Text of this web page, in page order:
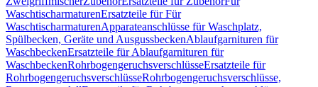
WaschtischarmaturenErsatzteile für Für
WaschtischarmaturenApparateanschlüsse für Waschplatz,
Spülbecken, Geräte und AusgussbeckenAblaufgarnituren für
WaschbeckenErsatzteile für Ablaufgarnituren für
WaschbeckenRohrbogengeruchsverschlüsseErsatzteile für
RohrbogengeruchsverschlüsseRohrbogengeruchsverschlüsse,